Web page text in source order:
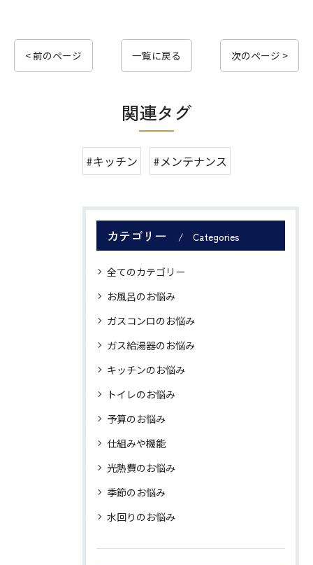
< 前のページ 一覧に戻る 次のページ >
関連タグ
#キッチン #メンテナンス
カテゴリー Categories
全てのカテゴリー
お風呂のお悩み
ガスコンロのお悩み
ガス給湯器のお悩み
キッチンのお悩み
トイレのお悩み
予算のお悩み
仕組みや機能
光熱費のお悩み
季節のお悩み
水回りのお悩み